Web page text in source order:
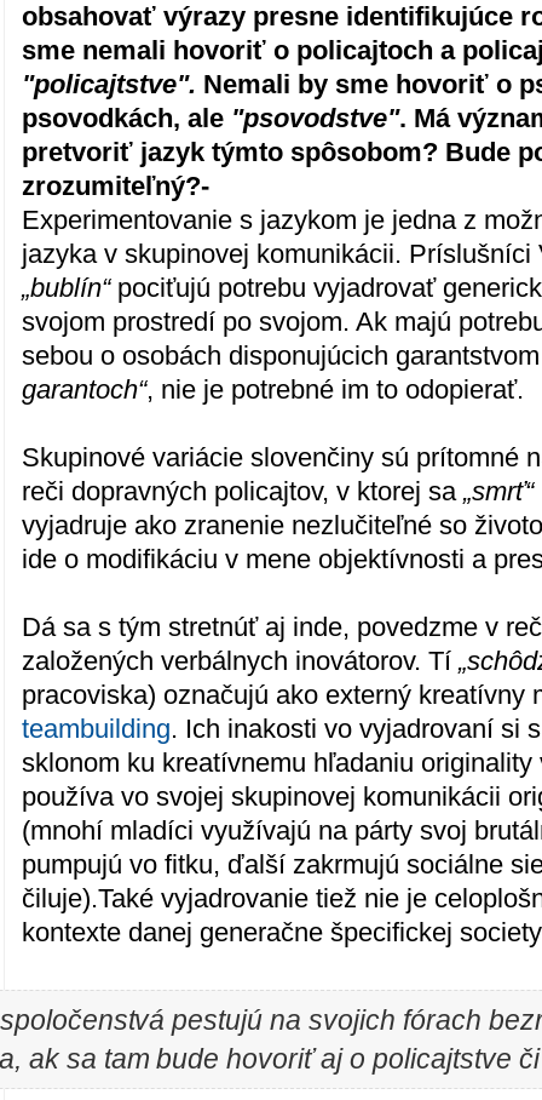
obsahovať výrazy presne identifikujúce
sme nemali hovoriť o policajtoch a
"policajtstve". Nemali by sme hovoriť o
psovodkách, ale "psovodstve". Má
pretvoriť jazyk týmto spôsobom? Bude
zrozumiteľný?-
Experimentovanie s jazykom je jedna z
jazyka v skupinovej komunikácii. Príslušníci
„bublín“pociťujú potrebu vyjadrovať
svojom prostredí po svojom. Ak majú
sebou o osobách disponujúcich
garantoch“, nie je potrebné im to odopierať.
Skupinové variácie slovenčiny sú prítomné
reči dopravných policajtov, v ktorej sa„smrť“
vyjadruje ako zranenie nezlučiteľné so
ide o modifikáciu v mene objektívnosti a
Dá sa s tým stretnúť aj inde, povedzme v
založených verbálnych inovátorov. Tí
pracoviska) označujú ako externý kreatívny
teambuilding. Ich inakosti vo vyjadrovaní si
sklonom ku kreatívnemu hľadaniu
používa vo svojej skupinovej komunikácii
(mnohí mladíci využívajú na párty svoj
pumpujú vo fitku, ďalší zakrmujú sociálne
čiluje).Také vyjadrovanie tiež nie je
kontexte danej generačne špecifickej
pestujú na svojich fórach
ak sa tam bude hovoriť aj o policajtstve